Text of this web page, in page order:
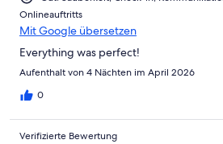
Onlineauftritts
Mit Google übersetzen
Everything was perfect!
Aufenthalt von 4 Nächten im April 2026
0
Verifizierte Bewertung